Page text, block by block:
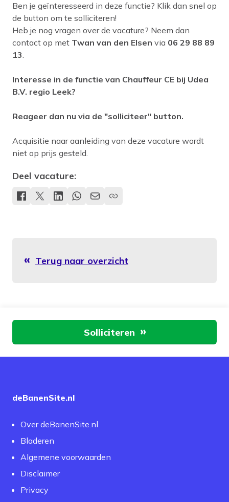
Ben je geïnteresseerd in deze functie? Klik dan snel op
de button om te solliciteren!
Heb je nog vragen over de vacature? Neem dan
contact op met Twan van den Elsen via 06 29 88 89
13.
Interesse in de functie van Chauffeur CE bij Udea
B.V. regio Leek?
Reageer dan nu via de "solliciteer" button.
Acquisitie naar aanleiding van deze vacature wordt
niet op prijs gesteld.
Deel vacature:
Terug naar overzicht
Aan de slagSolliciteren
deBanenSite.nl
Over deBanenSite.nl
Bladeren
Algemene voorwaarden
Disclaimer
Privacy